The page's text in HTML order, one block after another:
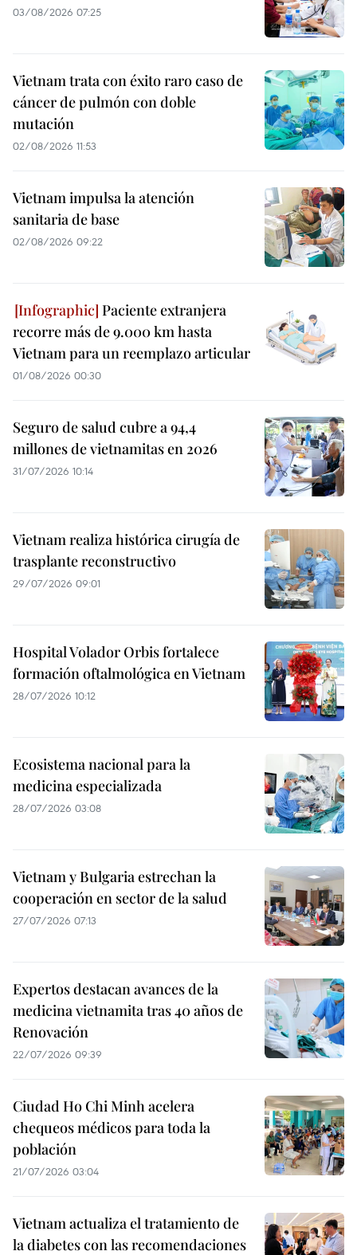
03/08/2026 07:25
Vietnam trata con éxito raro caso de
cáncer de pulmón con doble
mutación
02/08/2026 11:53
Vietnam impulsa la atención
sanitaria de base
02/08/2026 09:22
Paciente extranjera
recorre más de 9.000 km hasta
Vietnam para un reemplazo articular
01/08/2026 00:30
Seguro de salud cubre a 94,4
millones de vietnamitas en 2026
31/07/2026 10:14
Vietnam realiza histórica cirugía de
trasplante reconstructivo
29/07/2026 09:01
Hospital Volador Orbis fortalece
formación oftalmológica en Vietnam
28/07/2026 10:12
Ecosistema nacional para la
medicina especializada
28/07/2026 03:08
Vietnam y Bulgaria estrechan la
cooperación en sector de la salud
27/07/2026 07:13
Expertos destacan avances de la
medicina vietnamita tras 40 años de
Renovación
22/07/2026 09:39
Ciudad Ho Chi Minh acelera
chequeos médicos para toda la
población
21/07/2026 03:04
Vietnam actualiza el tratamiento de
la diabetes con las recomendaciones